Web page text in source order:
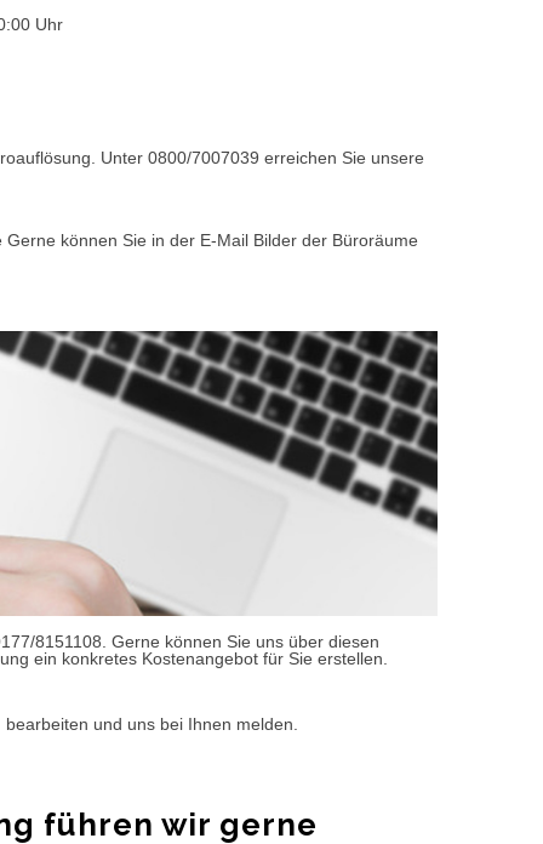
Uhr
Unter 0800/7007039 erreichen Sie unsere
können Sie in der E-Mail Bilder der Büroräume
8151108. Gerne können Sie uns über diesen
ein konkretes Kostenangebot für Sie erstellen.
und uns bei Ihnen melden.
führen wir gerne